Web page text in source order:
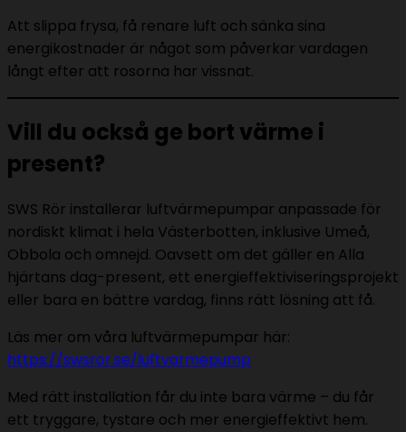
Att slippa frysa, få renare luft och sänka sina
energikostnader är något som påverkar vardagen
långt efter att rosorna har vissnat.
Vill du också ge bort värme i
present?
SWS Rör installerar luftvärmepumpar anpassade för
nordiskt klimat i hela Västerbotten, inklusive Umeå,
Obbola och omnejd. Oavsett om det gäller en Alla
hjärtans dag-present, ett energieffektiviseringsprojekt
eller bara en bättre vardag, finns rätt lösning att få.
Läs mer om våra luftvärmepumpar här:
https://swsror.se/luftvarmepump
Med rätt installation får du inte bara värme – du får
ett tryggare, tystare och mer energieffektivt hem.